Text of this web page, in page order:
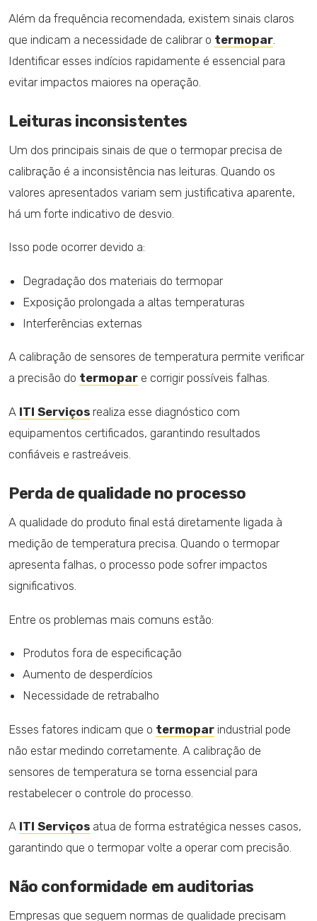
Além da frequência recomendada, existem sinais claros
que indicam a necessidade de calibrar o termopar
Identificar esses indícios rapidamente é essencial para
evitar impactos maiores na operação.
Leituras inconsistentes
Um dos principais sinais de que o termopar precisa de
calibração é a inconsistência nas leituras. Quando os
valores apresentados variam sem justificativa aparente,
há um forte indicativo de desvio.
Isso pode ocorrer devido a:
Degradação dos materiais do termopar
Exposição prolongada a altas temperaturas
Interferências externas
A calibração de sensores de temperatura permite verificar
a precisão do termopar e corrigir possíveis falhas.
A ITI Serviços realiza esse diagnóstico com
equipamentos certificados, garantindo resultados
confiáveis e rastreáveis.
Perda de qualidade no processo
A qualidade do produto final está diretamente ligada à
medição de temperatura precisa. Quando o termopar
apresenta falhas, o processo pode sofrer impactos
significativos.
Entre os problemas mais comuns estão:
Produtos fora de especificação
Aumento de desperdícios
Necessidade de retrabalho
Esses fatores indicam que o termopar industrial pode
não estar medindo corretamente. A calibração de
sensores de temperatura se torna essencial para
restabelecer o controle do processo.
A ITI Serviços atua de forma estratégica nesses casos,
garantindo que o termopar volte a operar com precisão.
Não conformidade em auditorias
Empresas que seguem normas de qualidade precisam